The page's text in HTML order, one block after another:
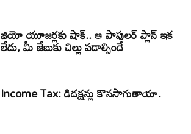
జియో యూజర్లకు షాక్.. ఆ పాపులర్ ప్లాన్ ఇక
లేదు, మీ జేబుకు చిల్లు పడాల్సిందే
Income Tax: డిడక్షన్లు కొనసాగుతాయా.